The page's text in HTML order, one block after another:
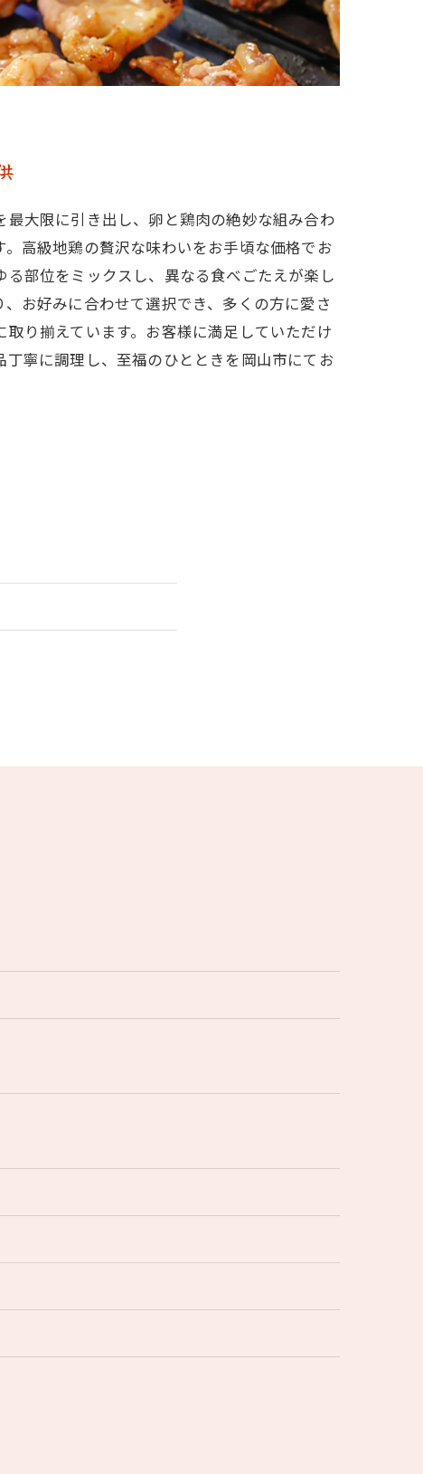
大限に引き出し、卵と鶏肉の絶妙な組み合わ
高級地鶏の贅沢な味わいをお手頃な価格でお
部位をミックスし、異なる食べごたえが楽し
お好みに合わせて選択でき、多くの方に愛さ
り揃えています。お客様に満足していただけ
寧に調理し、至福のひとときを岡山市にてお